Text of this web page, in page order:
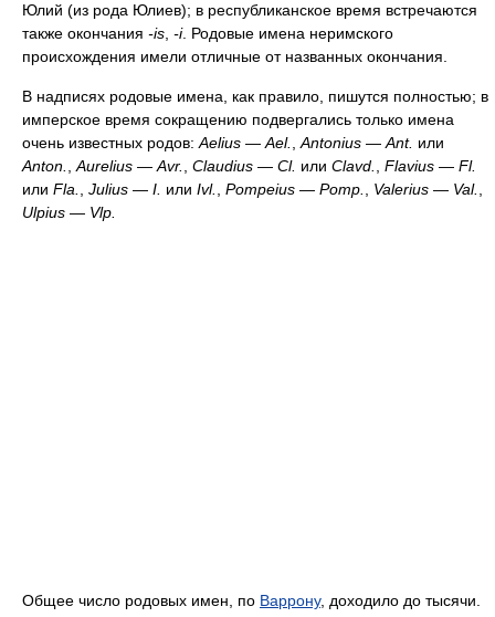
Юлий (из рода Юлиев); в республиканское время встречаются
также окончания -is -i. Родовые имена неримского
происхождения имели отличные от названных окончания.
В надписях родовые имена, как правило, пишутся полностью; в
имперское время сокращению подвергались только имена
очень известных родов: Aelius — Ael. Antonius — Ant. или
Anton.
Aurelius — Avr. Claudius — Cl. или Clavd. Flavius — Fl.
или Fla. Julius — I. или Ivl. Pompeius — Pomp. Valerius — Val.
Ulpius — Vlp.
Общее число родовых имен, по Варрону, доходило до тысячи.